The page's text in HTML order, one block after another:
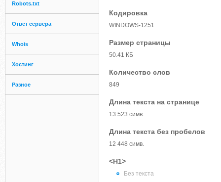
Robots.txt
Ответ сервера
Whois
Хостинг
Разное
Кодировка
WINDOWS-1251
Размер страницы
50.41 КБ
Количество слов
849
Длина текста на странице
13 523 симв.
Длина текста без пробелов
12 448 симв.
<H1>
Без текста